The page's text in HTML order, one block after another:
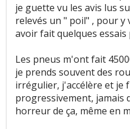
je guette vu les avis lus
relevés un " poil" , pour y
avoir fait quelques
Les pneus m'ont fait
je prends souvent des
irrégulier, j'accélère et je
progressivement, jamais
horreur de ça, même en